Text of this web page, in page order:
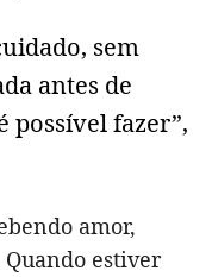
sem
antes de
possível fazer”,
amor,
estiver